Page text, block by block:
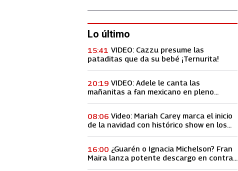
Lo último
VIDEO: Cazzu presume las
pataditas que da su bebé ¡Ternurita!
15:41
VIDEO: Adele le canta las
mañanitas a fan mexicano en pleno
20:19
Video: Mariah Carey marca el inicio
de la navidad con histórico show en los
08:06
¿Guarén o Ignacia Michelson? Fran
Maira lanza potente descargo en contra
16:00